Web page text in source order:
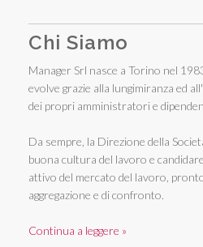
Chi Siamo
Manager Srl nasce a Torino nel
evolve grazie alla lungimiranza ed
dei propri amministratori e
Da sempre, la Direzione della
buona cultura del lavoro e
attivo del mercato del lavoro,
aggregazione e di confronto.
Continua a leggere »